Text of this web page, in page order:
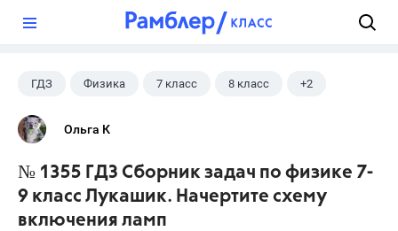
ГДЗ Физика 7 класс 8 класс +2
9 класс
Ольга К
№ 1355 ГДЗ Сборник задач по физике 7-
9 класс Лукашик. Начертите схему
включения ламп